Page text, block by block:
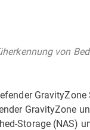
von
GravityZone
Storage (NAS)